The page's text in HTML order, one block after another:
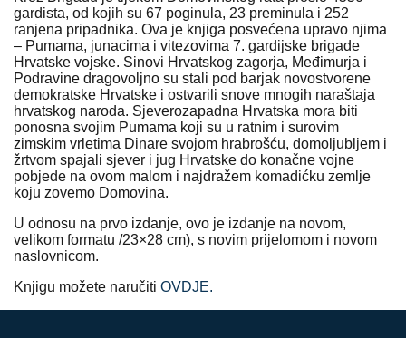
gardista, od kojih su 67 poginula, 23 preminula i 252
ranjena pripadnika. Ova je knjiga posvećena upravo njima
– Pumama, junacima i vitezovima 7. gardijske brigade
Hrvatske vojske. Sinovi Hrvatskog zagorja, Međimurja i
Podravine dragovoljno su stali pod barjak novostvorene
demokratske Hrvatske i ostvarili snove mnogih naraštaja
hrvatskog naroda. Sjeverozapadna Hrvatska mora biti
ponosna svojim Pumama koji su u ratnim i surovim
zimskim vrletima Dinare svojom hrabrošću, domoljubljem i
žrtvom spajali sjever i jug Hrvatske do konačne vojne
pobjede na ovom malom i najdražem komadićku zemlje
koju zovemo Domovina.
U odnosu na prvo izdanje, ovo je izdanje na novom,
velikom formatu /23×28 cm), s novim prijelomom i novom
naslovnicom.
Knjigu možete naručiti OVDJE.